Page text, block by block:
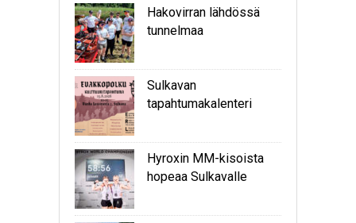
Hakovirran lähdössä
tunnelmaa
Sulkavan
tapahtumakalenteri
Hyroxin MM-kisoista
hopeaa Sulkavalle